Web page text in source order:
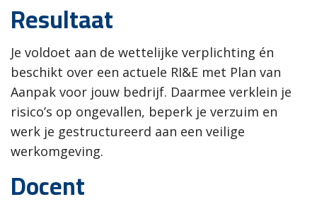
Resultaat
Je voldoet aan de wettelijke verplichting én
beschikt over een actuele RI&E met Plan van
Aanpak voor jouw bedrijf. Daarmee verklein je
risico’s op ongevallen, beperk je verzuim en
werk je gestructureerd aan een veilige
werkomgeving.
Docent